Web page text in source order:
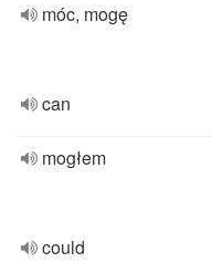
móc, mogę
can
mogłem
could